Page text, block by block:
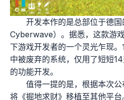
开发本作的是总部位于德
Cyberwave）。据悉，这款游
下游戏开发者的一个灵光乍现
中被废弃的系统，仅用了短短
的功能开发。
值得一提的是，根据本次
将《掘地求财》移植至其他平